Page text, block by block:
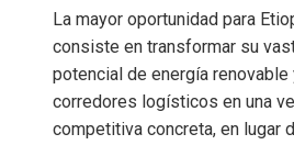
La mayor oportunidad para
consiste en transformar su
potencial de energía renovable
corredores logísticos en una
competitiva concreta, en lugar